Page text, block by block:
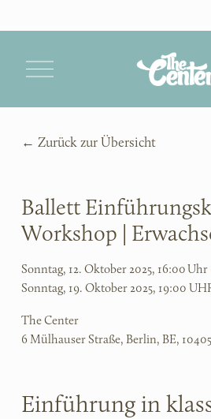
M
e
ü
f
n
Zurück zur Übersicht
Ballett
Workshop |
Sonntag, 12. Oktober 2025 16:00 Uhr
Sonntag, 19. Oktober 2025 19:00
The Center
6 Mülhauser Straße Berlin, BE, 10405
Einführung in